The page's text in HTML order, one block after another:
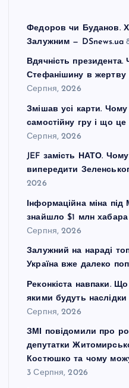
Федоров чи Буданов.
Залужним — DSnews.ua
Вдячність
Стефанішину в жертву
Серпня, 2026
Змішав усі карти.
самостійну гру і що це
Серпня, 2026
JEF замість НАТО.
випередити
2026
Інформаційна міна
знайшло $1 млн
Серпня, 2026
Залужний на нараді
Україна вже далеко
Реконкіста навпаки.
якими будуть наслідки
Серпня, 2026
ЗМІ повідомили про
депутатки
Костюшко та чому
3 Серпня, 2026